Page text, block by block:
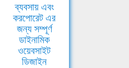
ব্যবসায় এবং
করপোরেট এর
জন্য সম্পূর্ণ
ডাইনামিক
ওয়েবসাইট
ডিজাইন